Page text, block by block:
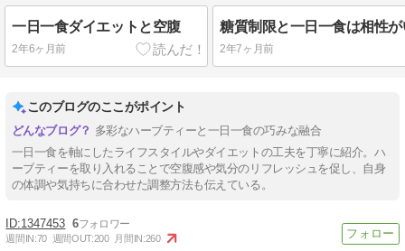
一日一食ダイエットと空腹
2年6ヶ月前 2年7ヶ月前
このブログのここがポイント
多彩なハーブティーと一日一食の巧みな融合
一日一食を軸にしたライフスタイルやダイエットの工夫を丁寧に紹介。ハ
ーブティーを取り入れることで空腹感や気分のリフレッシュを促し、自身
の体調や気持ちに合わせた調整方法も伝えている。
1347453 6
週間IN:70 週間OUT:200 月間IN:260